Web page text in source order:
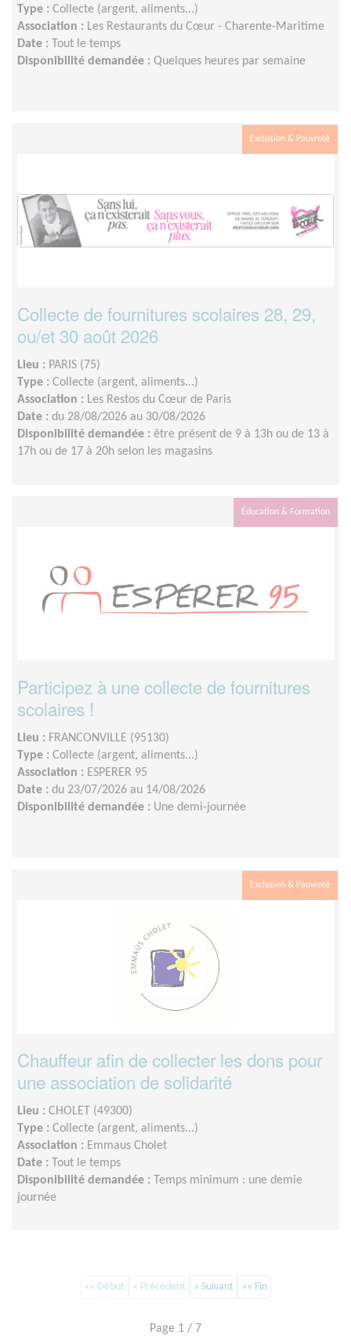
Type : Collecte (argent, aliments...)
Association : Les Restaurants du Cœur - Charente-Maritime
Date : Tout le temps
Disponibilité demandée : Quelques heures par semaine
Exclusion & Pauvreté
Collecte de fournitures scolaires 28, 29,
ou/et 30 août 2026
Lieu : PARIS (75)
Type : Collecte (argent, aliments...)
Association : Les Restos du Cœur de Paris
Date : du 28/08/2026 au 30/08/2026
Disponibilité demandée : être présent de 9 à 13h ou de 13 à
17h ou de 17 à 20h selon les magasins
Éducation & Formation
Participez à une collecte de fournitures
scolaires !
Lieu : FRANCONVILLE (95130)
Type : Collecte (argent, aliments...)
Association : ESPERER 95
Date : du 23/07/2026 au 14/08/2026
Disponibilité demandée : Une demi-journée
Exclusion & Pauvreté
Chauffeur afin de collecter les dons pour
une association de solidarité
Lieu : CHOLET (49300)
Type : Collecte (argent, aliments...)
Association : Emmaus Cholet
Date : Tout le temps
Disponibilité demandée : Temps minimum : une demie
journée
«« Début « Précédent » Suivant »» Fin
Page 1 / 7